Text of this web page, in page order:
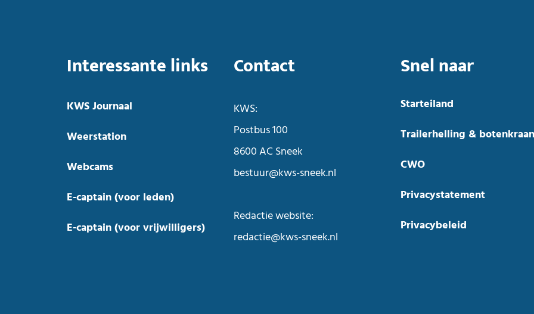
Interessante links
KWS Journaal
Weerstation
Webcams
E-captain (voor leden)
E-captain (voor vrijwilligers)
Contact
KWS:
Postbus 100
8600 AC Sneek
bestuur@kws-sneek.nl
Redactie website:
redactie@kws-sneek.nl
Snel naar
Starteiland
Trailerhelling & botenkraan
CWO
Privacystatement
Privacybeleid